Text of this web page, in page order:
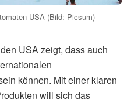
USA (Bild: Picsum)
USA zeigt, dass auch
können. Mit einer klaren
will sich das